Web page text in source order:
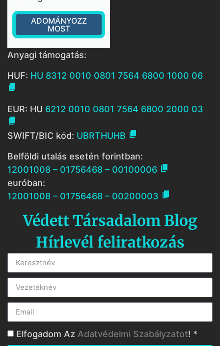
ADOMÁNYOZZ
MOST
Anyagi támogatás:
HUF: HU 8312 0010 0801 7564 6800 1000 06

EUR: HU 6212 0010 0801 7564 6800 2000 03

SWIFT/BIC kód: UBRTHUHB 
Belföldi utalás esetén forintban:
12001008 – 01756468 – 00100006 
euróban:
12001008 – 01756468 – 00200003 
Védett Társadalom Blog
Hírlevél feliratkozás
Elfogadom Az Adatvédelmi Szabályzatot! *